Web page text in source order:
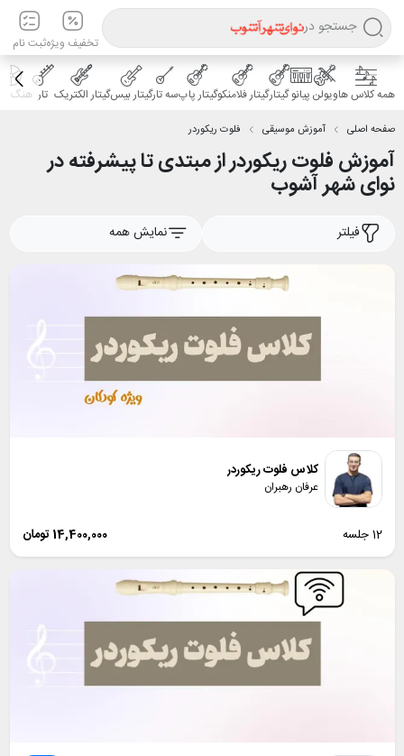
جستجو در
تخفیف ویژهثبت نام
همه کلاس هاویولن پیانوگیتارگیتار فلامنکوگیتار پاپسه تارگیتار بیسگیتار الکتریک تار هنگ
صفحه اصلی آموزش موسیقی فلوت ریکوردر
آموزش فلوت ریکوردر از مبتدی تا پیشرفته در
نوای شهر آشوب
فیلتر نمایش همه
کلاس فلوت ریکوردر
عرفان رهبران
12 جلسه 14,400,000 تومان